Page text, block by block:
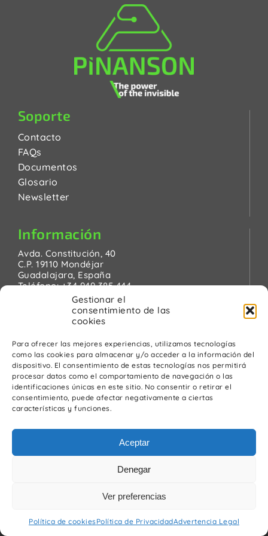
Gestionar el
consentimiento de las
cookies
Para ofrecer las mejores experiencias, utilizamos tecnologías
como las cookies para almacenar y/o acceder a la información del
dispositivo. El consentimiento de estas tecnologías nos permitirá
procesar datos como el comportamiento de navegación o las
identificaciones únicas en este sitio. No consentir o retirar el
consentimiento, puede afectar negativamente a ciertas
características y funciones.
Aceptar
Denegar
Ver preferencias
Política de cookiesPolítica de PrivacidadAdvertencia Legal
Soporte
Contacto
FAQs
Documentos
Glosario
Newsletter
Información
Avda. Constitución, 40
C.P. 19110 Mondéjar
Guadalajara, España
Teléfono:+34 949 385 444
pinanson@pinanson.eu
Legal
Política de Privacidad
Advertencia Legal
Política de cookies
Política de calidad y medio ambiente
© Pínanson 2026